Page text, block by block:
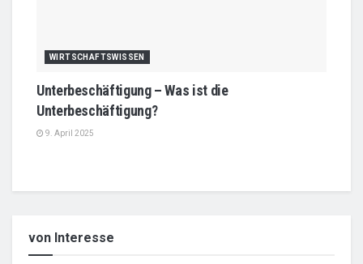
WIRTSCHAFTSWISSEN
Unterbeschäftigung – Was ist die
Unterbeschäftigung?
9. April 2025
von Interesse